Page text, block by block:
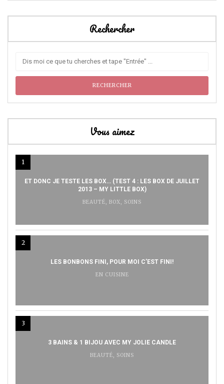
Rechercher
Vous aimez
1
ET DONC JE TESTE LES BOX… (TEST 4 : LES BOX DE JUILLET
2013 – MY LITTLE BOX)
BEAUTÉ BOX SOINS
2
LES BONBONS FINI, POUR MOI C’EST FINI!
EN CUISINE
3
3 BAINS & 1 BIJOU AVEC MY JOLIE CANDLE
BEAUTÉ SOINS